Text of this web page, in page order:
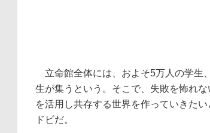
立命館全体には、およそ5万人の学生
生が集うという。そこで、失敗を怖れ
を活用し共存する世界を作っていきた
ドビだ。